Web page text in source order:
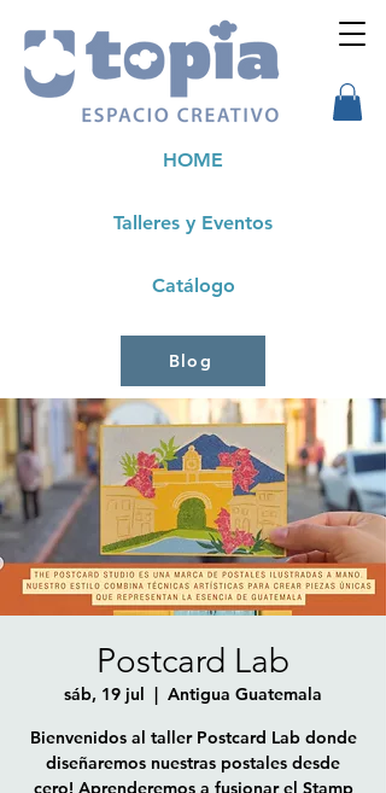
Talleres y Eventos
HOME
Catálogo
Blog
Postcard Lab
sáb, 19 jul
  |
Antigua Guatemala
Bienvenidos al taller Postcard Lab donde
diseñaremos nuestras postales desde
cero! Aprenderemos a fusionar el Stamp